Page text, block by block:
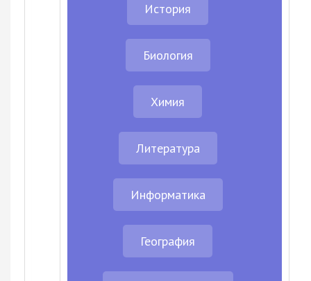
История
Биология
Химия
Литература
Информатика
География